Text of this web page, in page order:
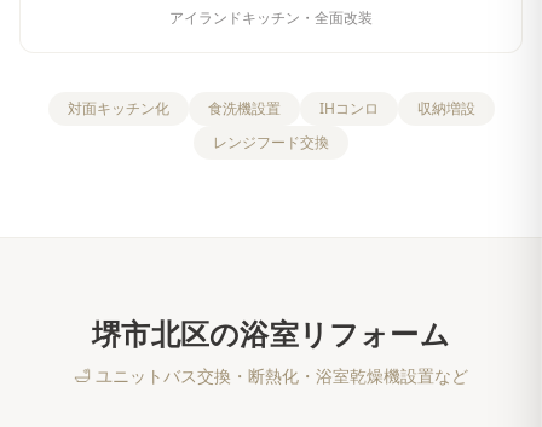
アイランドキッチン・全面改装
対面キッチン化 食洗機設置 IHコンロ
収納増設
レンジフード交換
堺市北区の浴室リフォーム
🛁 ユニットバス交換・断熱化・浴室乾燥機設置など